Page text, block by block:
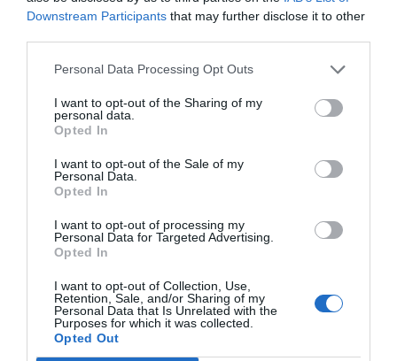
Downstream Participants that may further disclose it to other
Personal Data Processing Opt Outs
I want to opt-out of the Sharing of my
personal data.
Opted In
I want to opt-out of the Sale of my
Personal Data.
Opted In
I want to opt-out of processing my
Personal Data for Targeted Advertising.
Opted In
I want to opt-out of Collection, Use,
Retention, Sale, and/or Sharing of my
Personal Data that Is Unrelated with the
Purposes for which it was collected.
Opted Out
Los Gobiernos de las potencias europeas del
‘futfem’ piden a Fifa y las TV que pacten por el
Mundial